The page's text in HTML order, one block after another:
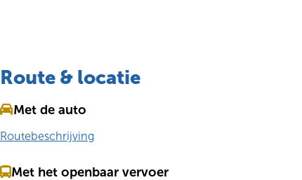
Route & locatie
Met de auto
Routebeschrijving
Met het openbaar vervoer